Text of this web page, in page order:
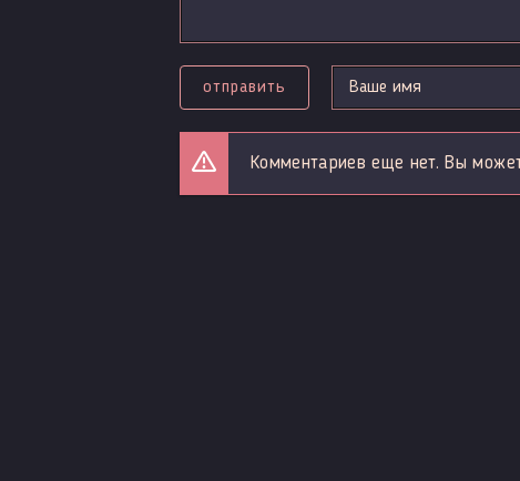
отправить
Комментариев еще нет. Вы